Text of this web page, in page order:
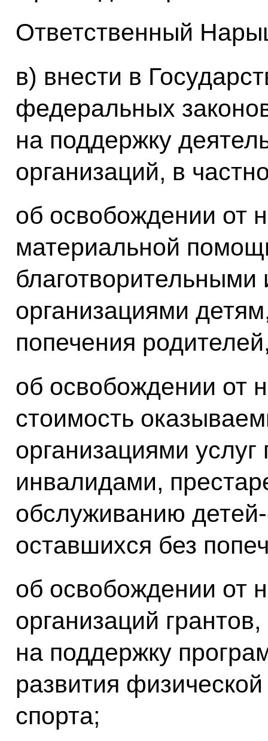
Ответственный
в) внести в
федеральных
на поддержку
организаций, в
об освобождении от
материальной
организациями
попечения
об освобождении от
стоимость
организациями
инвалидами,
обслуживанию
оставшихся без
об освобождении от
организаций
на поддержку
развития
спорта;